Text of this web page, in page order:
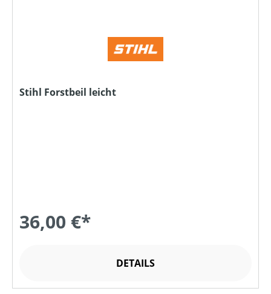
Stihl Forstbeil leicht
36,00 €*
DETAILS